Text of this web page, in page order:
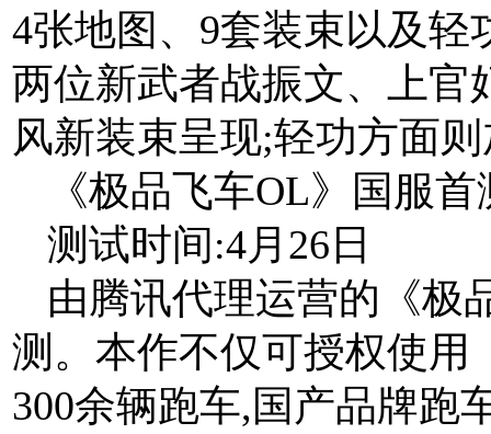
4张地图、9套装束以及
两位新武者战振文、上官
风新装束呈现;轻功方面
《极品飞车OL》国服首
测试时间:4月26日
由腾讯代理运营的《极
测。本作不仅可授权使用
300余辆跑车,国产品牌跑